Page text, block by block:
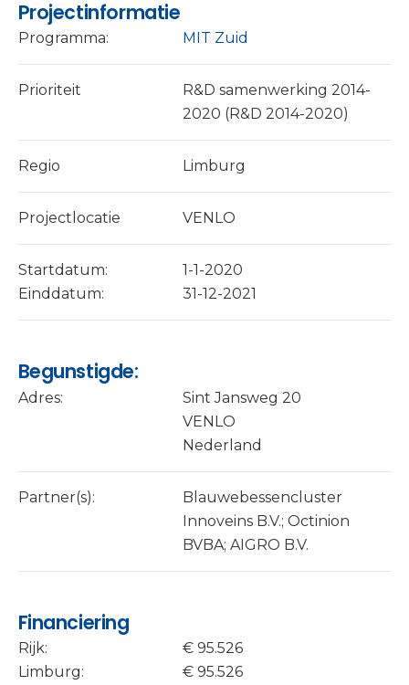
Projectinformatie
Programma: MIT Zuid
Prioriteit
R&D samenwerking 2014-
2020 (R&D 2014-2020)
Regio Limburg
Projectlocatie VENLO
Startdatum:
1-1-2020
Einddatum:
31-12-2021
Begunstigde:
Adres:
Sint Jansweg 20
VENLO
Nederland
Partner(s):
Blauwebessencluster
Innoveins B.V.; Octinion
BVBA; AIGRO B.V.
Financiering
Rijk:
€ 95.526
Limburg:
€ 95.526